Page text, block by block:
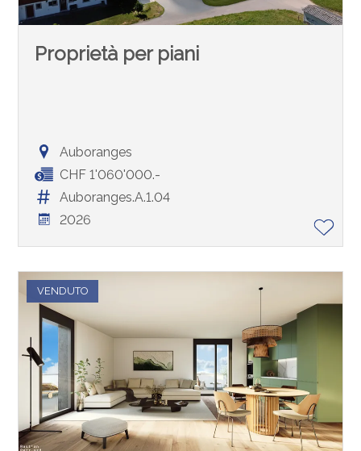
Proprietà per piani
Auboranges
CHF 1'060'000.-
Auboranges.A.1.04
2026
VENDUTO